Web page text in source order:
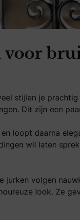
stijlen je
Dit zijn een
loopt daarna
wil laten
jurken volgen
look. Ze